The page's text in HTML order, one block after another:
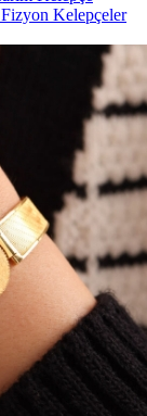
Fizyon Kelepçeler